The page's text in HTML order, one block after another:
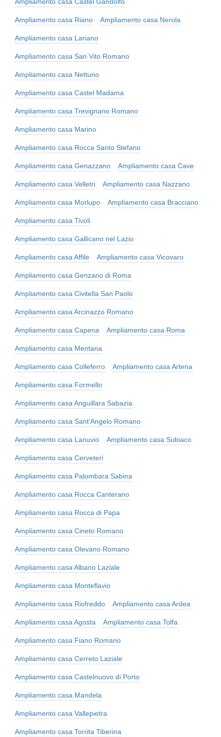
Ampliamento casa Riano Ampliamento casa Nerola
Ampliamento casa Lariano
Ampliamento casa San Vito Romano
Ampliamento casa Nettuno
Ampliamento casa Castel Madama
Ampliamento casa Trevignano Romano
Ampliamento casa Marino
Ampliamento casa Rocca Santo Stefano
Ampliamento casa Genazzano Ampliamento casa Cave
Ampliamento casa Velletri Ampliamento casa Nazzano
Ampliamento casa Morlupo Ampliamento casa Bracciano
Ampliamento casa Tivoli
Ampliamento casa Gallicano nel Lazio
Ampliamento casa Affile Ampliamento casa Vicovaro
Ampliamento casa Genzano di Roma
Ampliamento casa Civitella San Paolo
Ampliamento casa Arcinazzo Romano
Ampliamento casa Capena Ampliamento casa Roma
Ampliamento casa Mentana
Ampliamento casa Colleferro Ampliamento casa Artena
Ampliamento casa Formello
Ampliamento casa Anguillara Sabazia
Ampliamento casa Sant'Angelo Romano
Ampliamento casa Lanuvio Ampliamento casa Subiaco
Ampliamento casa Cerveteri
Ampliamento casa Palombara Sabina
Ampliamento casa Rocca Canterano
Ampliamento casa Rocca di Papa
Ampliamento casa Cineto Romano
Ampliamento casa Olevano Romano
Ampliamento casa Albano Laziale
Ampliamento casa Monteflavio
Ampliamento casa Riofreddo Ampliamento casa Ardea
Ampliamento casa Agosta Ampliamento casa Tolfa
Ampliamento casa Fiano Romano
Ampliamento casa Cerreto Laziale
Ampliamento casa Castelnuovo di Porto
Ampliamento casa Mandela
Ampliamento casa Vallepietra
Ampliamento casa Torrita Tiberina